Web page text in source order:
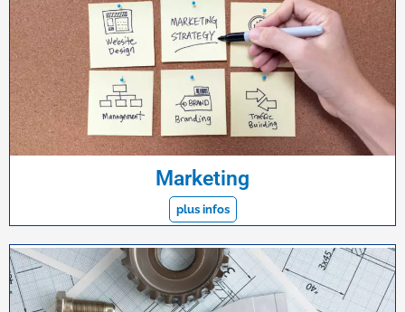
Marketing
plus infos